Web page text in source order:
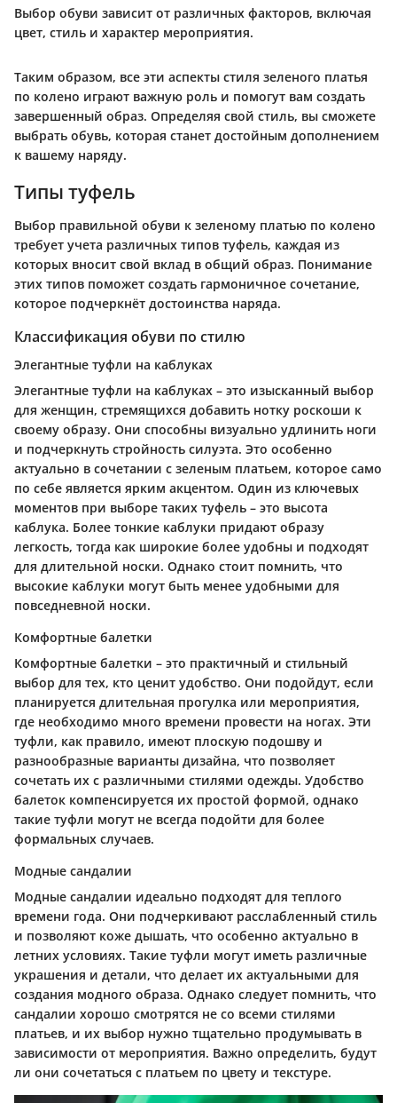
Выбор обуви зависит от различных факторов, включая
цвет, стиль и характер мероприятия.
Таким образом, все эти аспекты стиля зеленого платья
по колено играют важную роль и помогут вам создать
завершенный образ. Определяя свой стиль, вы сможете
выбрать обувь, которая станет достойным дополнением
к вашему наряду.
Типы туфель
Выбор правильной обуви к зеленому платью по колено
требует учета различных типов туфель, каждая из
которых вносит свой вклад в общий образ. Понимание
этих типов поможет создать гармоничное сочетание,
которое подчеркнёт достоинства наряда.
Классификация обуви по стилю
Элегантные туфли на каблуках
Элегантные туфли на каблуках – это изысканный выбор
для женщин, стремящихся добавить нотку роскоши к
своему образу. Они способны визуально удлинить ноги
и подчеркнуть стройность силуэта. Это особенно
актуально в сочетании с зеленым платьем, которое само
по себе является ярким акцентом. Один из ключевых
моментов при выборе таких туфель – это высота
каблука. Более тонкие каблуки придают образу
легкость, тогда как широкие более удобны и подходят
для длительной носки. Однако стоит помнить, что
высокие каблуки могут быть менее удобными для
повседневной носки.
Комфортные балетки
Комфортные балетки – это практичный и стильный
выбор для тех, кто ценит удобство. Они подойдут, если
планируется длительная прогулка или мероприятия,
где необходимо много времени провести на ногах. Эти
туфли, как правило, имеют плоскую подошву и
разнообразные варианты дизайна, что позволяет
сочетать их с различными стилями одежды. Удобство
балеток компенсируется их простой формой, однако
такие туфли могут не всегда подойти для более
формальных случаев.
Модные сандалии
Модные сандалии идеально подходят для теплого
времени года. Они подчеркивают расслабленный стиль
и позволяют коже дышать, что особенно актуально в
летних условиях. Такие туфли могут иметь различные
украшения и детали, что делает их актуальными для
создания модного образа. Однако следует помнить, что
сандалии хорошо смотрятся не со всеми стилями
платьев, и их выбор нужно тщательно продумывать в
зависимости от мероприятия. Важно определить, будут
ли они сочетаться с платьем по цвету и текстуре.